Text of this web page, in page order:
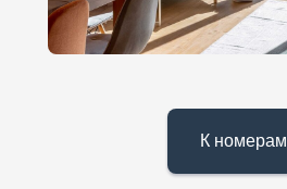
К номерам